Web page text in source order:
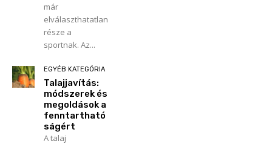
már
elválaszthatatlan
része a
sportnak. Az...
EGYÉB KATEGÓRIA
Talajjavítás:
módszerek és
megoldások a
fenntartható
ságért
A talaj